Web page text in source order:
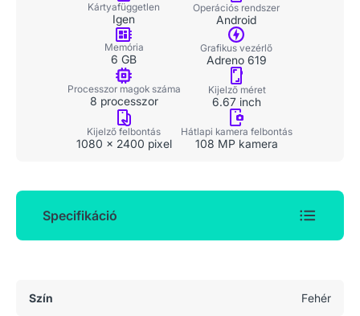
Kártyafüggetlen
Igen
Operációs rendszer
Android
Memória
6 GB
Grafikus vezérlő
Adreno 619
Processzor magok száma
8 processzor
Kijelző méret
6.67 inch
Kijelző felbontás
1080 x 2400 pixel
Hátlapi kamera felbontás
108 MP kamera
Specifikáció
Szín Fehér